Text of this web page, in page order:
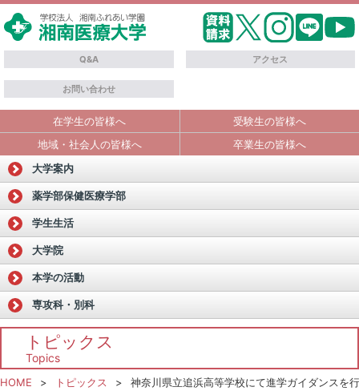
Q&A アクセス
お問い合わせ
在学生の皆様へ
受験生の皆様へ
地域・社会人の皆様へ
卒業生の皆様へ
トピックス
Topics
HOME トピックス 神奈川県立追浜高等学校にて進学ガイダンスを
大学案内
薬学部保健医療学部
学生生活
大学院
本学の活動
専攻科・別科